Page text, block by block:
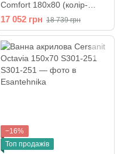
Comfort 180x80 (колір-
білий) 18080345
17 052 грн 18 739 грн
−16%
Топ продажів